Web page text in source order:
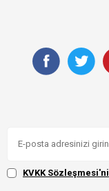
KVKK Sözleşmesi'ni